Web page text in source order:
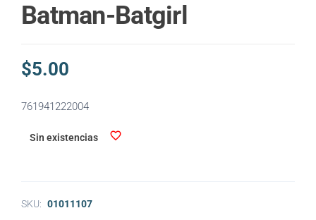
Batman-Batgirl
$5.00
761941222004
Sin existencias
SKU: 01011107